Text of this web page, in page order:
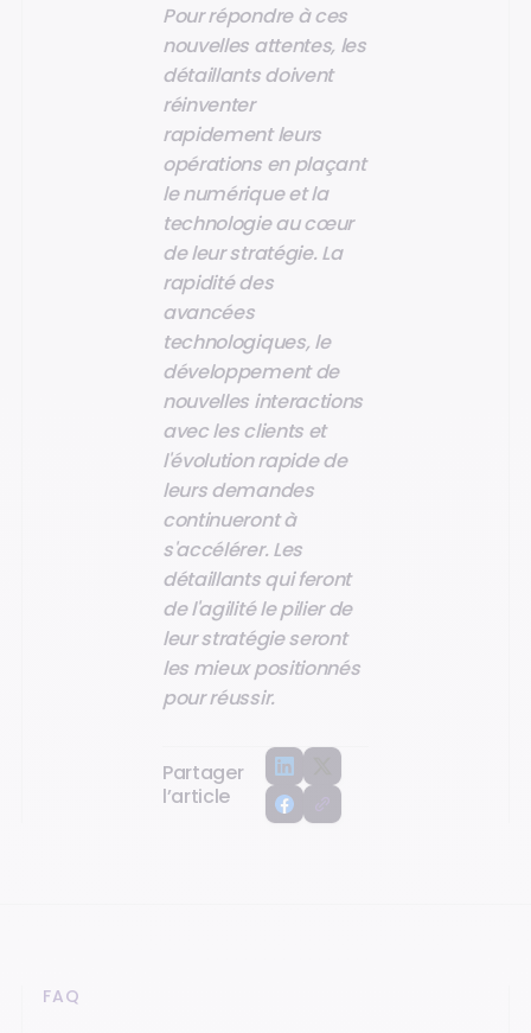
Pour répondre à ces
nouvelles attentes, les
détaillants doivent
réinventer
rapidement leurs
opérations en plaçant
le numérique et la
technologie au cœur
de leur stratégie. La
rapidité des
avancées
technologiques, le
développement de
nouvelles interactions
avec les clients et
l'évolution rapide de
leurs demandes
continueront à
s'accélérer. Les
détaillants qui feront
de l'agilité le pilier de
leur stratégie seront
les mieux positionnés
pour réussir.
Partager
l’article
FAQ